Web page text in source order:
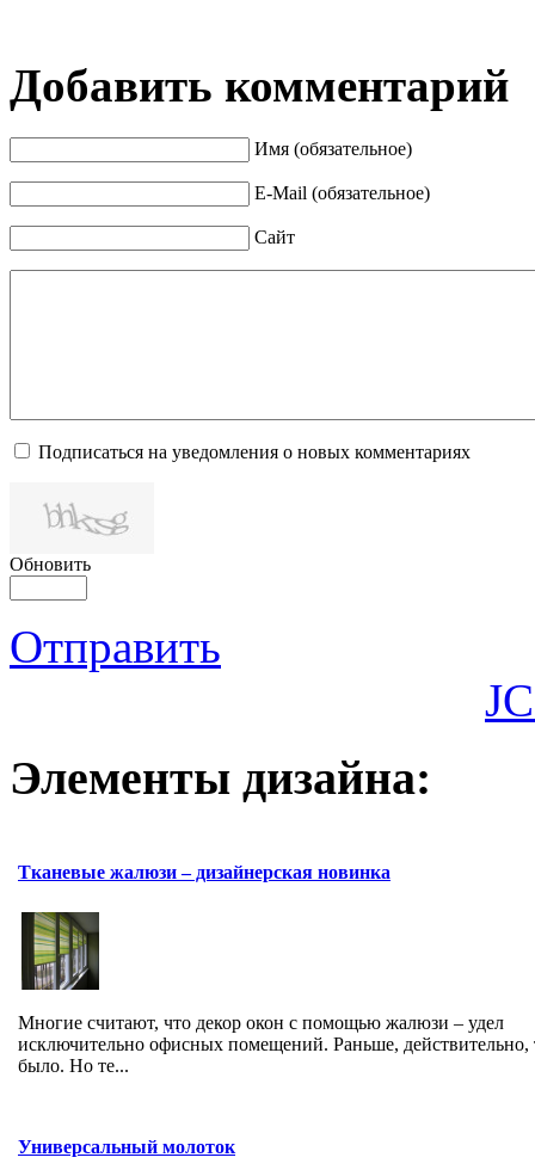
Добавить комментарий
Имя (обязательное)
E-Mail (обязательное)
Сайт
Подписаться на уведомления о новых комментариях
Обновить
Отправить
Элементы дизайна:
Тканевые жалюзи – дизайнерская новинка
Многие считают, что декор окон с помощью жалюзи – удел
исключительно офисных помещений. Раньше, действительно,
было. Но те...
Универсальный молоток